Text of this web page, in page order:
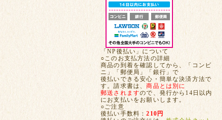
「NP後払い」について
○このお支払方法の詳細
商品の到着を確認してから、「コンビ
ニ」「郵便局」「銀行」で
後払いできる安心・簡単な決済方法で
す。請求書は、商品とは別に
郵送されますので、発行から14日以内
にお支払いをお願いします。
○ご注意
後払い手数料：210円